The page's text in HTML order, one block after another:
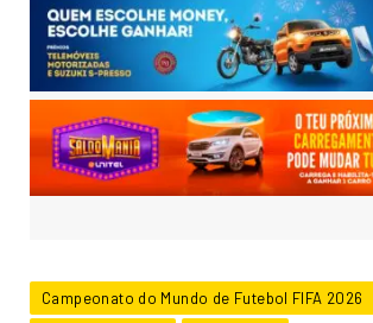
Campeonato do Mundo de Futebol FIFA 2026